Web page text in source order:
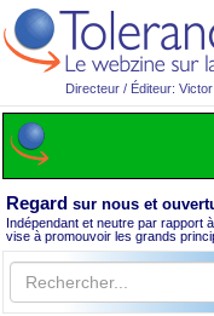
Directeur / Éditeur: Victor
Regard sur nous et
Indépendant et neutre par rapport
vise à promouvoir les grands